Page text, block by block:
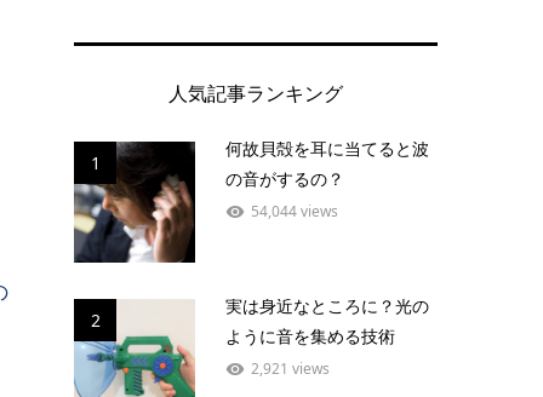
人気記事ランキング
1
何故貝殻を耳に当てると波
の音がするの？
54,044 views
2
実は身近なところに？光の
ように音を集める技術
2,921 views